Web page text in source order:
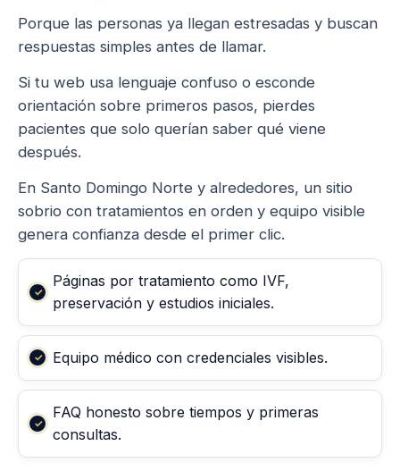
Porque las personas ya llegan estresadas y buscan
respuestas simples antes de llamar.
Si tu web usa lenguaje confuso o esconde
orientación sobre primeros pasos, pierdes
pacientes que solo querían saber qué viene
después.
En Santo Domingo Norte y alrededores, un sitio
sobrio con tratamientos en orden y equipo visible
genera confianza desde el primer clic.
Páginas por tratamiento como IVF,
preservación y estudios iniciales.
Equipo médico con credenciales visibles.
FAQ honesto sobre tiempos y primeras
consultas.